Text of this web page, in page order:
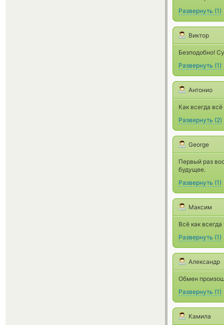
Развернуть (1)
Виктор
Безподобно!
Развернуть (1)
Антонио
Как всегда
Развернуть (2)
George
Первый раз
будущее.
Развернуть (1)
Максим
Всё как
Развернуть (1)
Александр
Обмен
Развернуть (1)
Камила